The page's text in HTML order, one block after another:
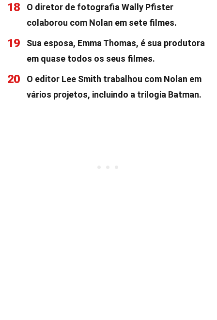
18
O diretor de fotografia Wally Pfister
colaborou com Nolan em sete filmes.
19
Sua esposa, Emma Thomas, é sua produtora
em quase todos os seus filmes.
20
O editor Lee Smith trabalhou com Nolan em
vários projetos, incluindo a trilogia Batman.